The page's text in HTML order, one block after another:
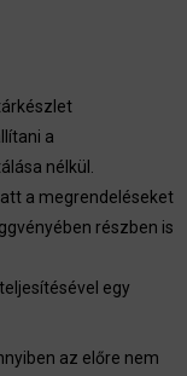
a
nélkül.
a megrendeléseket
részben is
egy
az előre nem